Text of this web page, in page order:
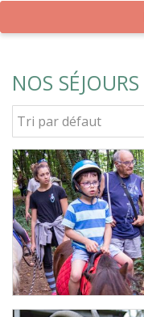
NOS SÉJOURS